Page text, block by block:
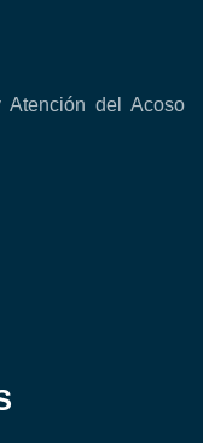
Atención del Acoso